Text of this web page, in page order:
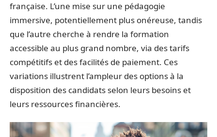
française. L’une mise sur une pédagogie
immersive, potentiellement plus onéreuse, tandis
que l’autre cherche à rendre la formation
accessible au plus grand nombre, via des tarifs
compétitifs et des facilités de paiement. Ces
variations illustrent l’ampleur des options à la
disposition des candidats selon leurs besoins et
leurs ressources financières.